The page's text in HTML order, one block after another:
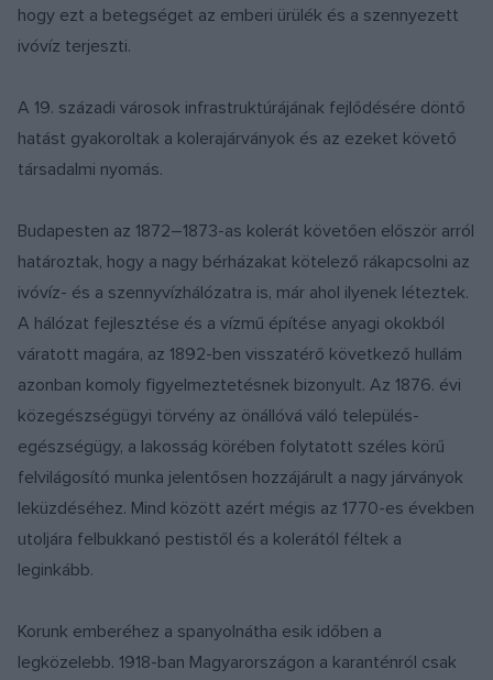
hogy ezt a betegséget az emberi ürülék és a szennyezett
ivóvíz terjeszti.
A 19. századi városok infrastruktúrájának fejlődésére döntő
hatást gyakoroltak a kolerajárványok és az ezeket követő
társadalmi nyomás.
Budapesten az 1872–1873-as kolerát követően először arról
határoztak, hogy a nagy bérházakat kötelező rákapcsolni az
ivóvíz- és a szennyvízhálózatra is, már ahol ilyenek léteztek.
A hálózat fejlesztése és a vízmű építése anyagi okokból
váratott magára, az 1892-ben visszatérő következő hullám
azonban komoly figyelmeztetésnek bizonyult. Az 1876. évi
közegészségügyi törvény az önállóvá váló település-
egészségügy, a lakosság körében folytatott széles körű
felvilágosító munka jelentősen hozzájárult a nagy járványok
leküzdéséhez. Mind között azért mégis az 1770-es években
utoljára felbukkanó pestistől és a kolerától féltek a
leginkább.
Korunk emberéhez a spanyolnátha esik időben a
legközelebb. 1918-ban Magyarországon a karanténról csak